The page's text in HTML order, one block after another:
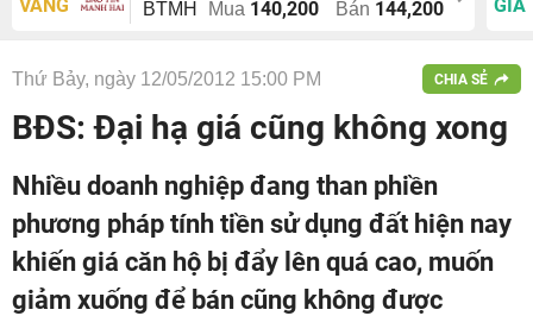
VÀNG
BTMH Mua 140,200 Bán 144,200
GIÁ
Thứ Bảy, ngày 12/05/2012 15:00 PM CHIA SẺ
BĐS: Đại hạ giá cũng không xong
Nhiều doanh nghiệp đang than phiền
phương pháp tính tiền sử dụng đất hiện nay
khiến giá căn hộ bị đẩy lên quá cao, muốn
giảm xuống để bán cũng không được